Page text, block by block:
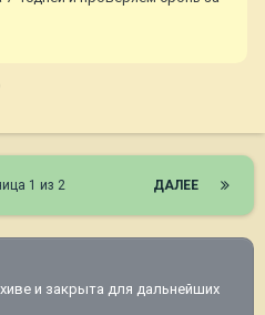
ДАЛЕЕ
1 из 2
и закрыта для дальнейших